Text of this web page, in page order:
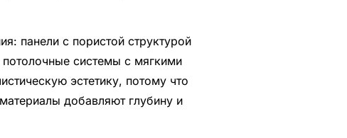
панели с пористой структурой
потолочные системы с мягкими
эстетику, потому что
добавляют глубину и